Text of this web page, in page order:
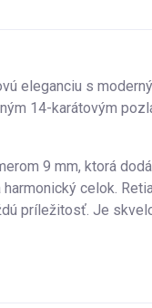
eleganciu s
14-karátovým
9 mm, ktorá
celok.
príležitosť. Je